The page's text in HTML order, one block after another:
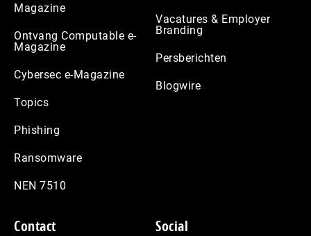
Magazine
Ontvang Computable e-
Magazine
Cybersec e-Magazine
Topics
Phishing
Ransomware
NEN 7510
Vacatures & Employer
Branding
Persberichten
Blogwire
Contact Social